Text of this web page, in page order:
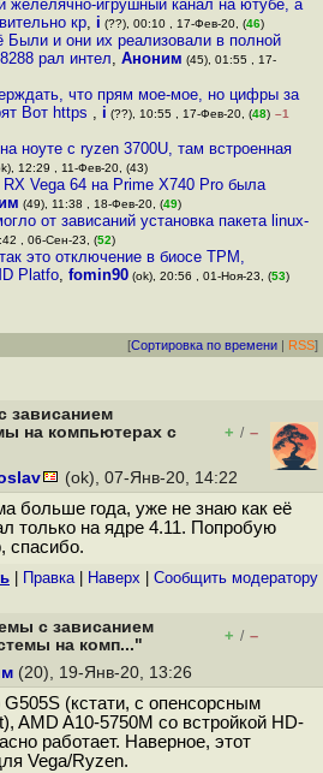
желелячно-игрушный канал на ютубе, а
кр, i (??), 00:10 , 17-Фев-20, (46)
Были и они их реализовали в полной
рал интел, Аноним (45), 01:55 , 17-
что прям мое-мое, но цифры за
Вот https , i (??), 10:55 , 17-Фев-20, (48) –1
ноуте с ryzen 3700U, там встроенная
12:29 , 11-Фев-20, (43)
Vega 64 на Prime X740 Pro была
(49), 11:38 , 18-Фев-20, (49)
от зависаний установка пакета linux-
, 06-Сен-23, (52)
это отключение в биосе TPM,
Platfo, fomin90(ok), 20:56 , 01-Ноя-23, (53)
[Сортировка по времени | RSS]
зависанием
на компьютерах с
+ / –
(ok), 07-Янв-20, 14:22
больше года, уже не знаю как её
только на ядре 4.11. Попробую
спасибо.
Правка| Наверх Cообщить модератору
с зависанием
на комп..."
+ / –
(20), 19-Янв-20, 13:26
(кстати, с опенсорсным
AMD A10-5750M со встройкой HD-
работает. Наверное, этот
Vega/Ryzen.